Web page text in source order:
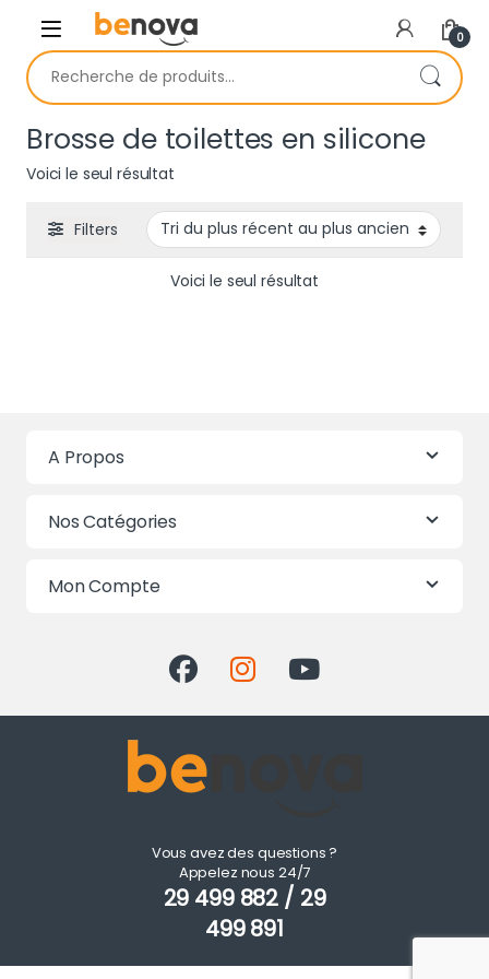
Skip to navigation
Skip to content
0
Recherche pour :
Brosse de toilettes en silicone
Voici le seul résultat
Filters
Voici le seul résultat
A Propos
Nos Catégories
Mon Compte
Vous avez des questions ?
Appelez nous 24/7
29 499 882 / 29
499 891